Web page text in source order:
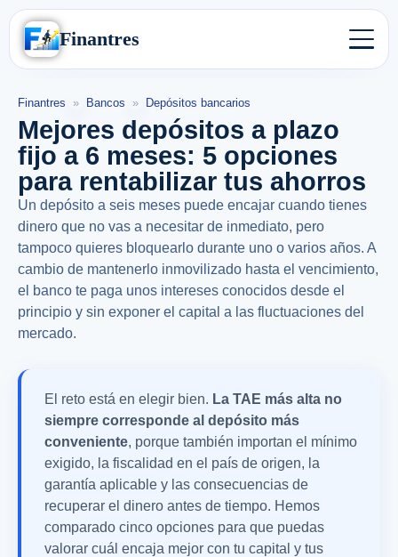
Finantres
Finantres » Bancos » Depósitos bancarios
Mejores depósitos a plazo
fijo a 6 meses: 5 opciones
para rentabilizar tus ahorros
Un depósito a seis meses puede encajar cuando tienes
dinero que no vas a necesitar de inmediato, pero
tampoco quieres bloquearlo durante uno o varios años. A
cambio de mantenerlo inmovilizado hasta el vencimiento,
el banco te paga unos intereses conocidos desde el
principio y sin exponer el capital a las fluctuaciones del
mercado.
El reto está en elegir bien. La TAE más alta no
siempre corresponde al depósito más
conveniente, porque también importan el mínimo
exigido, la fiscalidad en el país de origen, la
garantía aplicable y las consecuencias de
recuperar el dinero antes de tiempo. Hemos
comparado cinco opciones para que puedas
valorar cuál encaja mejor con tu capital y tus